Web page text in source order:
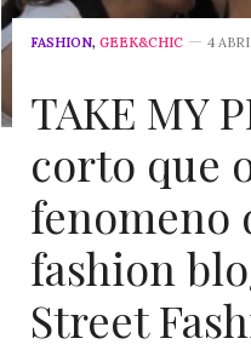
FASHION, GEEK&CHIC 4
TAKE MY
corto que
fenomeno
fashion
Street